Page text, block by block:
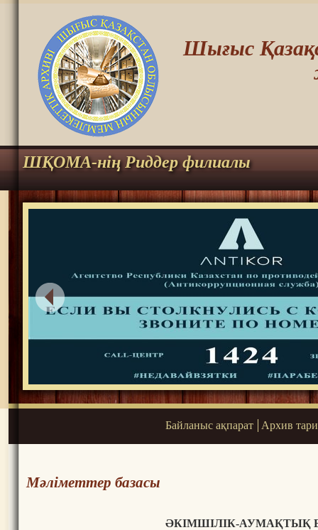
Шығыс
ШҚОМА-нің Риддер филиалы
Байланыс ақпарат Архив
Мәліметтер базасы
ӘКІМШІЛІК-АУМАҚТЫҚ